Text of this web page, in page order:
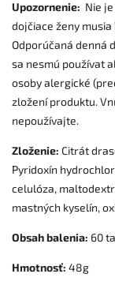
Upozornenie: Nie
dojčiace ženy
Odporúčaná denná
sa nesmú používat
osoby alergické
zložení produktu.
nepoužívajte.
Zloženie: Citrát
Pyridoxín
celulóza,
mastných kyselín,
Obsah balenia: 60
Hmotnosť: 48g